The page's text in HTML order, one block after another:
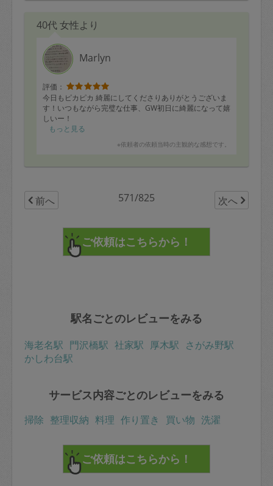
40代 女性より
Marlyn
評価：
今日もピカピカ 綺麗にしてくださりありがとうございま
す！いつもながら完璧な仕事、GW初日に綺麗になって嬉
しいー！
もっと見る
※依頼者の依頼当時の主観的な感想です。
前へ 571/825 次へ
駅名ごとのレビューをみる
海老名駅 門沢橋駅 社家駅 厚木駅 さがみ野駅
かしわ台駅
サービス内容ごとのレビューをみる
掃除 整理収納 料理 作り置き 買い物 洗濯